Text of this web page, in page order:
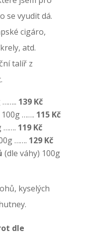
se vyudit dá.
cigáro,
atd.
talíř z
139 Kč
……. 115 Kč
……. 119 Kč
……. 129 Kč
(dle váhy) 100g
kyselých
dle